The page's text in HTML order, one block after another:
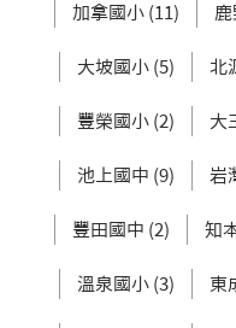
加拿國小 (11) 鹿
大坡國小 (5) 北
豐榮國小 (2) 大
池上國中 (9) 岩
豐田國中 (2) 知
溫泉國小 (3) 東